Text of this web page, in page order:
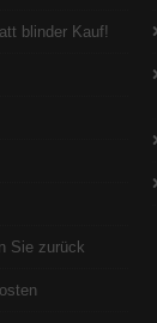
blinder Kauf!
Sie zurück